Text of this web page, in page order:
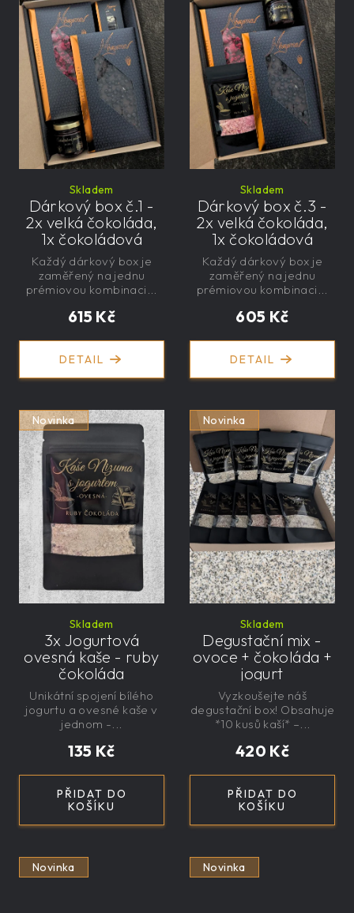
Skladem
Dárkový box č.1 -
2x velká čokoláda,
1x čokoládová
paštika, 1x mini
čokoláda
615 Kč
DETAIL
Každý dárkový box je
zaměřený na jednu
prémiovou kombinaci...
Skladem
Dárkový box č.3 -
2x velká čokoláda,
1x čokoládová
paštika, 1x kaše s
jogurtem
605 Kč
DETAIL
Každý dárkový box je
zaměřený na jednu
prémiovou kombinaci...
Novinka
Skladem
3x Jogurtová
ovesná kaše - ruby
čokoláda
135 Kč
PŘIDAT DO
KOŠÍKU
Unikátní spojení bílého
jogurtu a ovesné kaše v
jednom -...
Novinka
Skladem
Degustační mix -
ovoce + čokoláda +
jogurt
420 Kč
PŘIDAT DO
KOŠÍKU
Vyzkoušejte náš
degustační box! Obsahuje
*10 kusů kaší* –...
Novinka Novinka